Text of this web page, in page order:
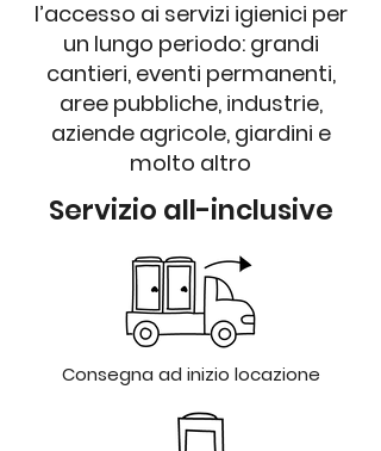
l’accesso ai servizi igienici per
un lungo periodo: grandi
cantieri, eventi permanenti,
aree pubbliche, industrie,
aziende agricole, giardini e
molto altro
Servizio all-inclusive
Consegna ad inizio locazione